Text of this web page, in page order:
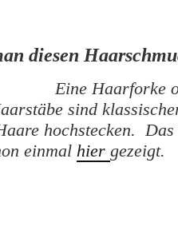
diesen
Eine Haarforke
sind
hochstecken.
einmal hier gezeigt.